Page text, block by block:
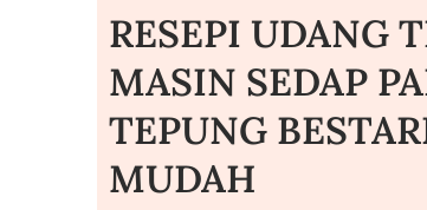
RESEPI UDANG
MASIN SEDAP
TEPUNG
MUDAH